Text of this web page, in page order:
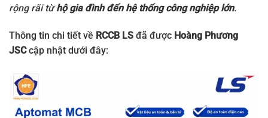
rộng rãi từhộ gia đình đến hệ thống công nghiệp lớn.
Thông tin chi tiết về RCCB LS đã được Hoàng Phương
JSCcập nhật dưới đây: